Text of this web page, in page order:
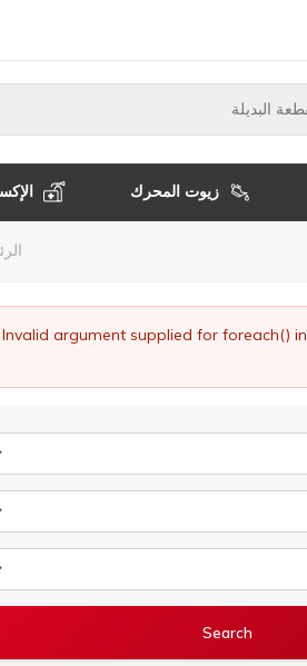
زيوت المحرك
Invalid argument supplied for foreach() in